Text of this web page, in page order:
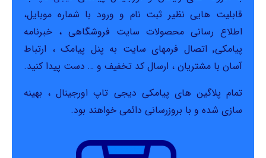
قابلیت هایی نظیر ثبت نام و ورود با شماره موبایل،
اطلاع رسانی محصولات سایت فروشگاهی ، خبرنامه
پیامکی٬ اتصال فرمهای سایت به پنل پیامک ، ارتباط
آسان با مشتریان ، ارسال کد تخفیف و … دست پیدا کنید.
تمام پلاگین های پیامکی دیجی تاپ اورجینال ، بهینه
سازی شده و با بروزرسانی دائمی خواهند بود.